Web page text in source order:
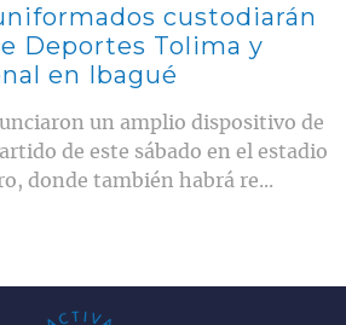
custodiarán
Deportes Tolima y
en Ibagué
un amplio dispositivo de
de este sábado en el estadio
donde también habrá re...